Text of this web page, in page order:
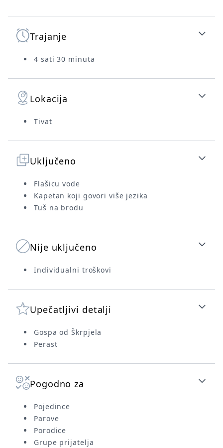
Trajanje
4 sati 30 minuta
Lokacija
Tivat
Uključeno
Flašicu vode
Kapetan koji govori više jezika
Tuš na brodu
Nije uključeno
Individualni troškovi
Upečatljivi detalji
Gospa od Škrpjela
Perast
Pogodno za
Pojedince
Parove
Porodice
Grupe prijatelja